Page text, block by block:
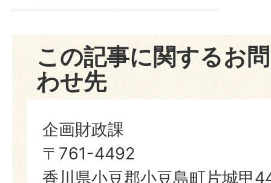
この記事に関するお
わせ先
企画財政課
〒761-4492
香川県小豆郡小豆島町片城甲